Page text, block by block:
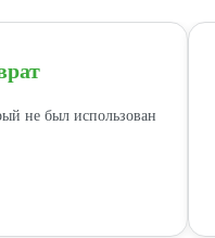
не был использован